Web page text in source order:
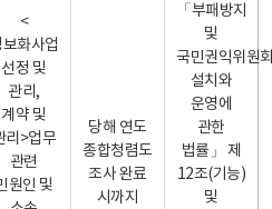
<
보화사업
선정 및
관리,
계약 및
리>업무
관련
원인 및
당해 연도
종합청렴도
조사 완료
시까지
「부패방지
및
국민권익위원
설치와
운영에
관한
법률」 제
12조(기능)
및